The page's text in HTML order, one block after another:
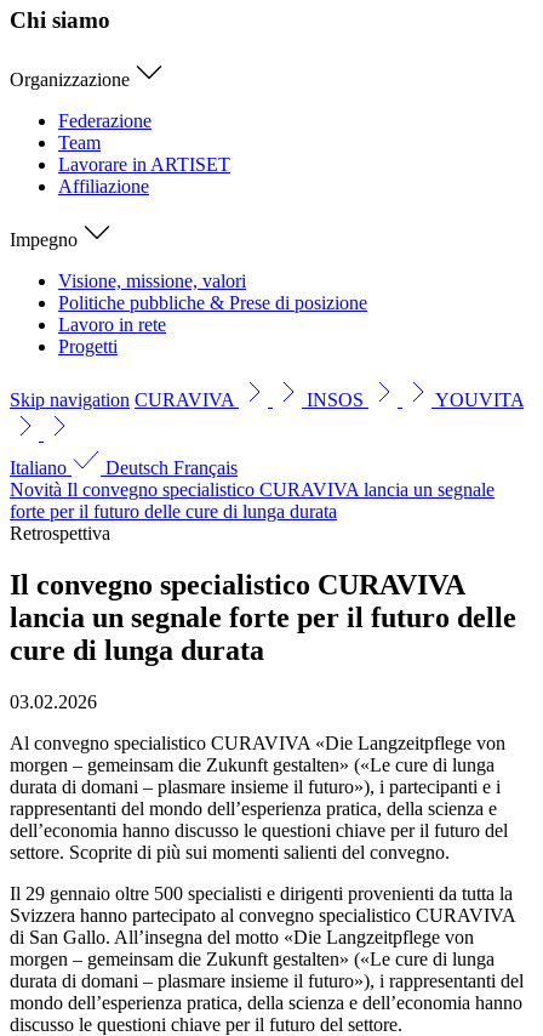
Chi siamo
Organizzazione
Federazione
Team
Lavorare in ARTISET
Affiliazione
Impegno
Visione, missione, valori
Politiche pubbliche & Prese di posizione
Lavoro in rete
Progetti
Skip navigation CURAVIVA INSOS YOUVITA
Italiano Deutsch Français
Novità Il convegno specialistico CURAVIVA lancia un segnale
forte per il futuro delle cure di lunga durata
Retrospettiva
Il convegno specialistico CURAVIVA
lancia un segnale forte per il futuro delle
cure di lunga durata
03.02.2026
Al convegno specialistico CURAVIVA «Die Langzeitpflege von
morgen – gemeinsam die Zukunft gestalten» («Le cure di lunga
durata di domani – plasmare insieme il futuro»), i partecipanti e i
rappresentanti del mondo dell’esperienza pratica, della scienza e
dell’economia hanno discusso le questioni chiave per il futuro del
settore. Scoprite di più sui momenti salienti del convegno.
Il 29 gennaio oltre 500 specialisti e dirigenti provenienti da tutta la
Svizzera hanno partecipato al convegno specialistico CURAVIVA
di San Gallo. All’insegna del motto «Die Langzeitpflege von
morgen – gemeinsam die Zukunft gestalten» («Le cure di lunga
durata di domani – plasmare insieme il futuro»), i rappresentanti del
mondo dell’esperienza pratica, della scienza e dell’economia hanno
discusso le questioni chiave per il futuro del settore.